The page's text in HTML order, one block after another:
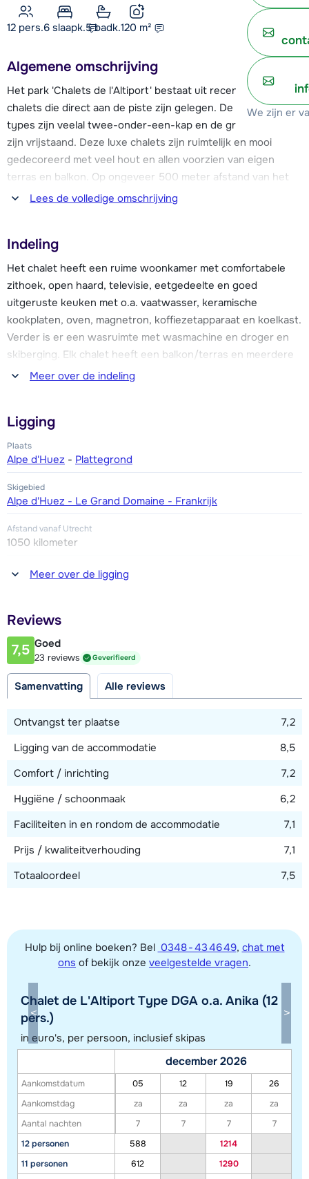
We zijn er
12 pers.6 slaapk.5 badk.120 m²
Algemene omschrijving
Het park 'Chalets de l'Altiport' bestaat uit recent gebouwde
chalets die direct aan de piste zijn gelegen. De kleinere
types zijn veelal twee-onder-een-kap en de grotere types
zijn vrijstaand. Deze luxe chalets zijn ruimtelijk en mooi
gedecoreerd met veel hout en allen voorzien van eigen
terras en balkon. Op ongeveer 500 meter afstand van het
Bergers winkelcentrum, via de piste is dit nog iets korter. In
skischool (ESF) te vinden.
De chalets de l'Altiport liggen iets boven het dorp, de
groene piste die naar het dorp toegaat (Altiport), loopt door
het parkje heen en is ook goed te doen voor de beginners.
Zo zijn de liften en de skischool ook voor hen gemakkelijk en
snel bereikbaar! De gratis skibus stopt aan het begin van het
Lees de volledige omschrijving
Indeling
Het chalet heeft een ruime woonkamer met comfortabele
zithoek, open haard, televisie, eetgedeelte en goed
uitgeruste keuken met o.a. vaatwasser, keramische
kookplaten, oven, magnetron, koffiezetapparaat en koelkast.
Verder is er een wasruimte met wasmachine en droger en
skiberging. Elk chalet heeft een balkon/terras en meerdere
parkeerplaatsen direct bij het chalet.
persoonsbedden. Verder een cabine (=kleine slaapkamer
zonder raam) met twee 1-persoonsbedden. Vijf badkamers,
ieder met bad of douche. Vier toiletten.
Doordat dit type chalets particulier bezit is, kunnen er kleine
afwijkingen in de omschrijving voorkomen.
Meer over de indeling
Ligging
Plaats
Alpe d'Huez - Plattegrond
Skigebied
Alpe d'Huez - Le Grand Domaine - Frankrijk
Afstand vanaf Utrecht
1050 kilometer
Afstand tot winkel(s)
500 meter
500 - 700 meter
Afstand tot piste
25 - 50 meter
50 meter
Bekijk kaart
Toon alle accommodaties in dit gebied
Deze kaart geeft een indicatie van de ligging van onze accommodaties. De
exacte locatie kan enigszins afwijken.
Meer over de ligging
Reviews
7,5 Goed
23 reviews Geverifieerd
Samenvatting Alle reviews
Ontvangst ter plaatse
7,2
Ligging van de accommodatie
8,5
Comfort / inrichting
7,2
Hygiëne / schoonmaak
6,2
Faciliteiten in en rondom de accommodatie
7,1
Prijs / kwaliteitverhouding
7,1
Totaaloordeel
7,5
Hulp bij online boeken? Bel 0348 - 43 46 49, chat met
ons of bekijk onze veelgestelde vragen.
Chalet de L'Altiport Type DGA o.a. Anika (12
pers.)
in euro's, per persoon, inclusief skipas
Aankomstdatum
Aankomstdag
Aantal nachten
12 personen
11 personen
december 2026
05 12 19
26
za
za za
za
7
7 7
7
588
1214
612
1290